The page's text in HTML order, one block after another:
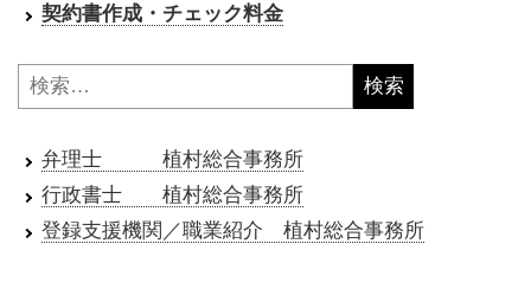
契約書作成・チェック料金
検
索:
弁理士 植村総合事務所
行政書士 植村総合事務所
登録支援機関／職業紹介 植村総合事務所